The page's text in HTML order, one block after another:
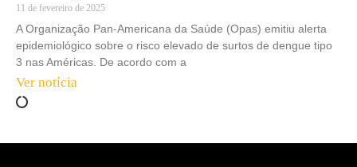
11 de fevereiro de 2025
A Organização Pan-Americana da Saúde (Opas) emitiu alerta
epidemiológico sobre o risco elevado de surtos de dengue tipo
3 nas Américas. De acordo com a
Ver notícia